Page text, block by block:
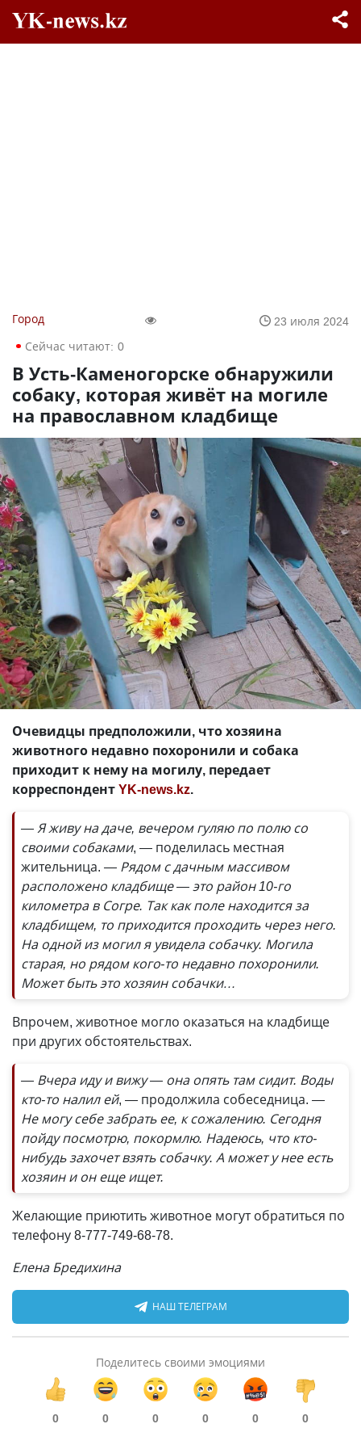
Город
23 июля 2024
Сейчас читают: 0
В Усть-Каменогорске обнаружили
собаку, которая живёт на могиле
на православном кладбище
Очевидцы предположили, что хозяина
животного недавно похоронили и собака
приходит к нему на могилу, передает
корреспондентYK-news.kz.
— Я живу на даче, вечером гуляю по полю со
своими собаками, — поделилась местная
жительница. — Рядом с дачным массивом
расположено кладбище — это район 10-го
километра в Согре. Так как поле находится за
кладбищем, то приходится проходить через него.
На одной из могил я увидела собачку. Могила
старая, но рядом кого-то недавно похоронили.
Может быть это хозяин собачки…
Впрочем, животное могло оказаться на кладбище
при других обстоятельствах.
— Вчера иду и вижу — она опять там сидит. Воды
кто-то налил ей, — продолжила собеседница. —
Не могу себе забрать ее, к сожалению. Сегодня
пойду посмотрю, покормлю. Надеюсь, что кто-
нибудь захочет взять собачку. А может у нее есть
хозяин и он еще ищет.
Желающие приютить животное могут обратиться по
телефону 8-777-749-68-78.
Елена Бредихина
НАШ ТЕЛЕГРАМ
Поделитесь своими эмоциями
0 0 0 0 0 0